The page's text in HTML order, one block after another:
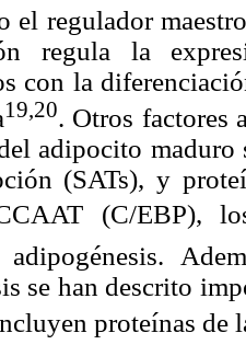
el regulador
regula la
con la
19,20. Otros factores
adipocito maduro
(SATs), y
CCAAT (C/EBP),
adipogénesis.
se han descrito
proteínas de